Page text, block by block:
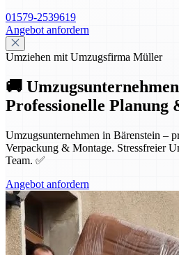
01579-2539619
Angebot anfordern
Umziehen mit Umzugsfirma Müller
🚚
Professionelle Planung
Umzugsunternehmen in Bärenstein –
Verpackung & Montage. Stressfreier
Team. ✅
Angebot anfordern